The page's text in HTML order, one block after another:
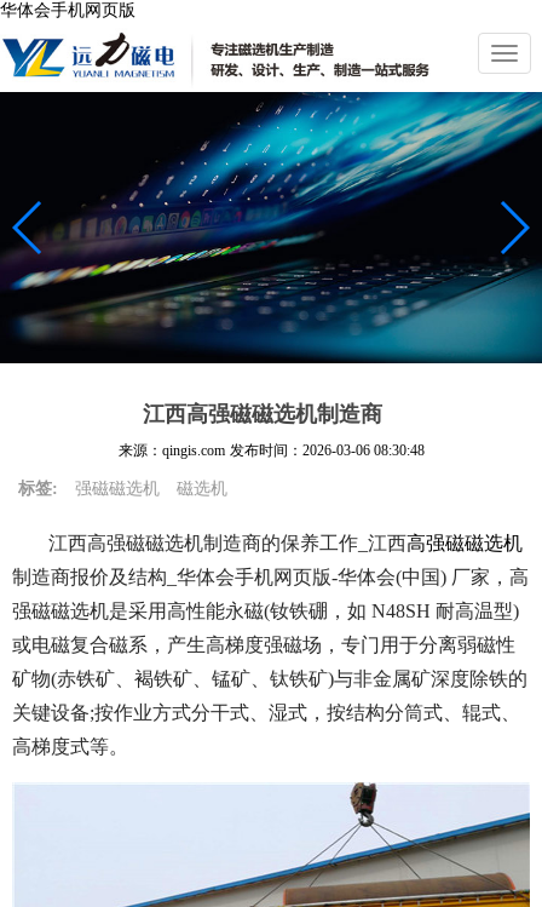
华体会手机网页版
切
换
导
航
江西高强磁磁选机制造商
来源：qingis.com 发布时间： 2026-03-06 08:30:48
标签: 强磁磁选机 磁选机
江西高强磁磁选机制造商的保养工作_江西高强磁磁选机
制造商报价及结构_华体会手机网页版-华体会(中国) 厂家，高
强磁磁选机是采用高性能永磁(钕铁硼，如 N48SH 耐高温型)
或电磁复合磁系，产生高梯度强磁场，专门用于分离弱磁性
矿物(赤铁矿、褐铁矿、锰矿、钛铁矿)与非金属矿深度除铁的
关键设备;按作业方式分干式、湿式，按结构分筒式、辊式、
高梯度式等。